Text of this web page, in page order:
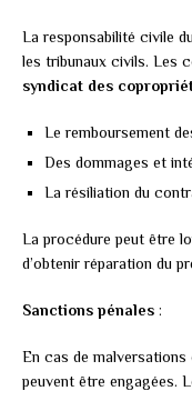
La responsabilité civile
les tribunaux civils. Les
syndicat des
Le remboursement
Des dommages et
La résiliation du
La procédure peut être
d’obtenir réparation du
Sanctions pénales :
En cas de
peuvent être engagées.